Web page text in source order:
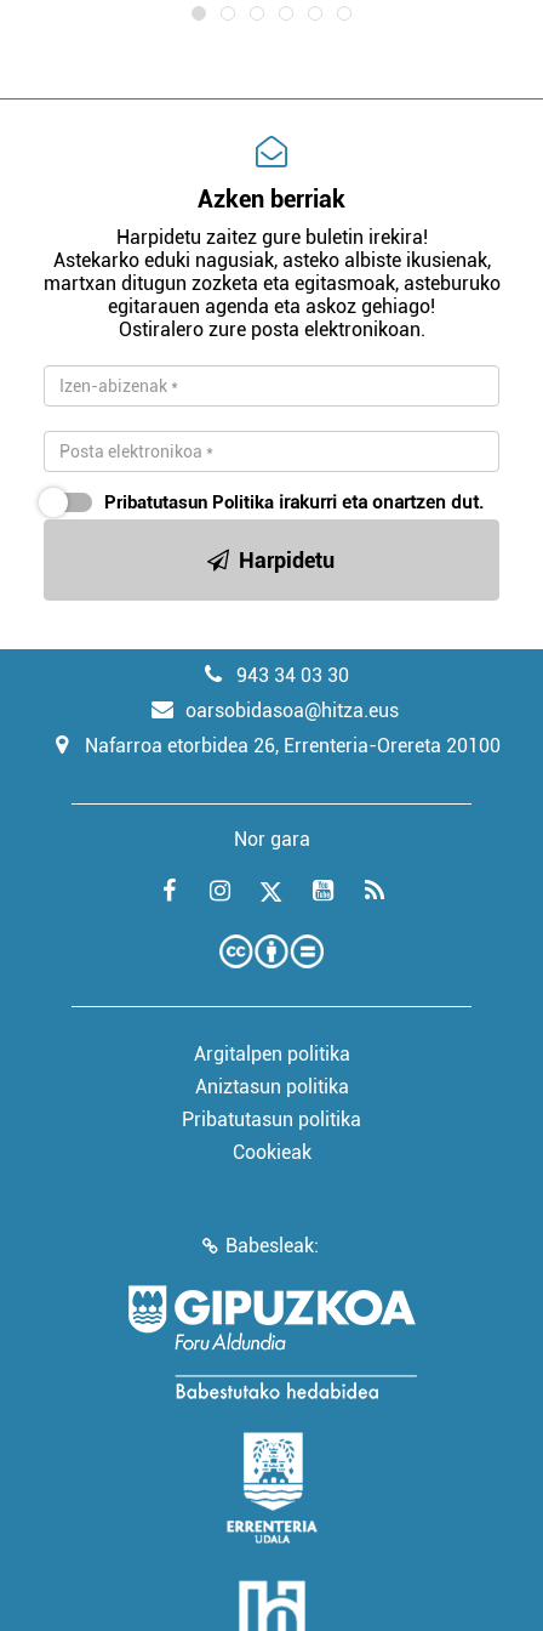
Azken berriak
Harpidetu zaitez gure buletin irekira!
Astekarko eduki nagusiak, asteko albiste ikusienak,
martxan ditugun zozketa eta egitasmoak, asteburuko
egitarauen agenda eta askoz gehiago!
Ostiralero zure posta elektronikoan.
Pribatutasun Politika irakurri eta onartzen dut.
Harpidetu
943 34 03 30
oarsobidasoa@hitza.eus
Nafarroa etorbidea 26, Errenteria-Orereta 20100
Nor gara
Argitalpen politika
Aniztasun politika
Pribatutasun politika
Cookieak
Babesleak: